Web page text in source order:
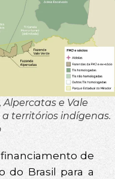
Alpercatas e Vale
territórios indígenas.
de
do Brasil para a